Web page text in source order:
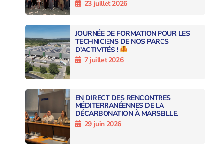
23 juillet 2026
JOURNÉE DE FORMATION POUR LES
TECHNICIENS DE NOS PARCS
D’ACTIVITÉS !
7 juillet 2026
EN DIRECT DES RENCONTRES
MÉDITERRANÉENNES DE LA
DÉCARBONATION À MARSEILLE.
29 juin 2026